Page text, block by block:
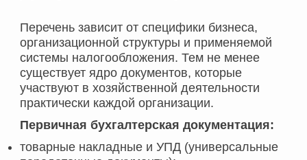
Перечень зависит от специфики бизнеса,
организационной структуры и применяемой
системы налогообложения. Тем не менее
существует ядро документов, которые
участвуют в хозяйственной деятельности
практически каждой организации.
Первичная бухгалтерская документация:
товарные накладные и УПД (универсальные